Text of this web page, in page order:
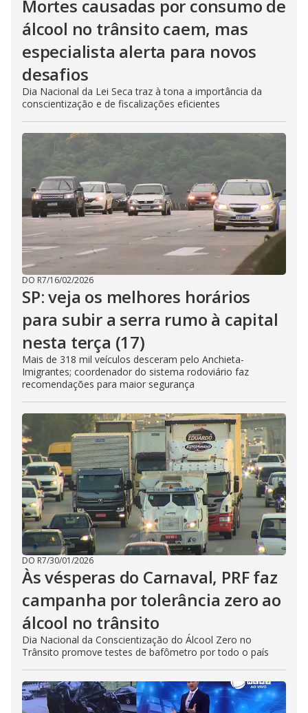
Mortes causadas por consumo de
álcool no trânsito caem, mas
especialista alerta para novos
desafios
Dia Nacional da Lei Seca traz à tona a importância da
conscientização e de fiscalizações eficientes
DO R7/16/02/2026
SP: veja os melhores horários
para subir a serra rumo à capital
nesta terça (17)
Mais de 318 mil veículos desceram pelo Anchieta-
Imigrantes; coordenador do sistema rodoviário faz
recomendações para maior segurança
DO R7/30/01/2026
Às vésperas do Carnaval, PRF faz
campanha por tolerância zero ao
álcool no trânsito
Dia Nacional da Conscientização do Álcool Zero no
Trânsito promove testes de bafômetro por todo o país